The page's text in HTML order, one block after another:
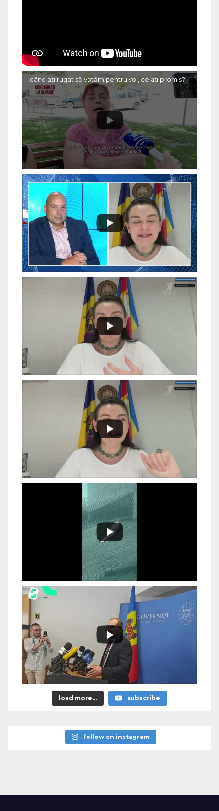
„când ați rugat să votăm pentru voi, ce ați promis?"
load more... subscribe
follow on instagram